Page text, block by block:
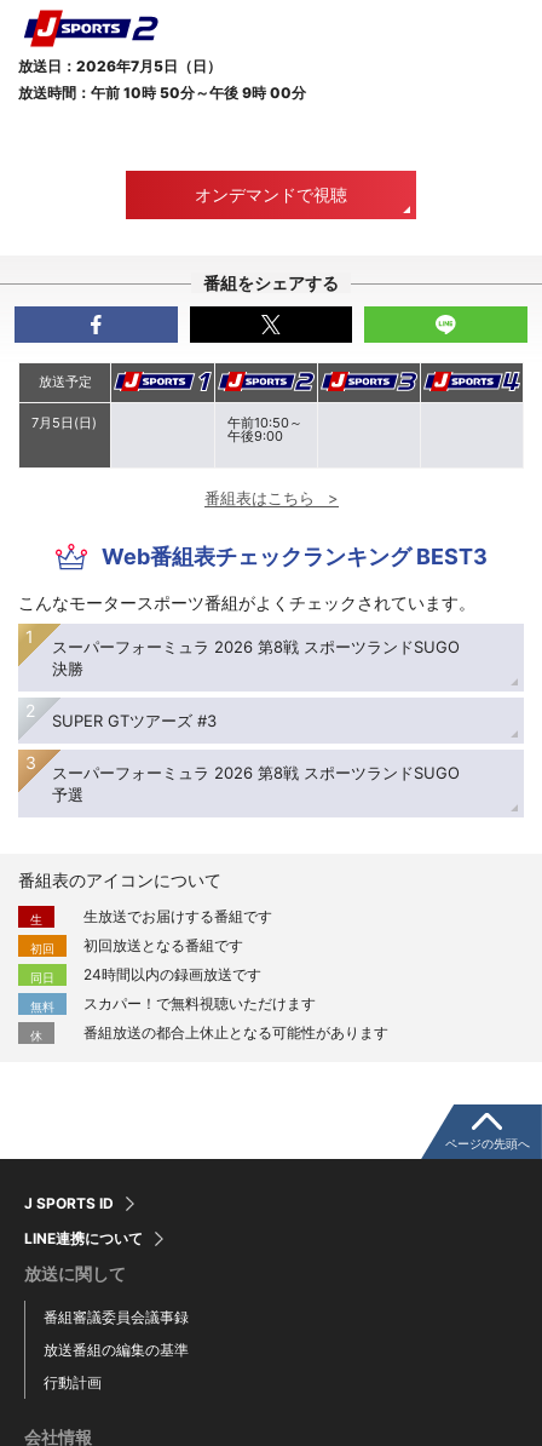
放送日：2026年7月5日（日）
放送時間：午前 10時 50分～午後 9時 00分
オンデマンドで視聴
番組をシェアする
放送予定
7月5日(日) 午前10:50～
午後9:00
番組表はこちら
Web番組表チェックランキング BEST3
こんなモータースポーツ番組がよくチェックされています。
スーパーフォーミュラ 2026 第8戦 スポーツランドSUGO
決勝
SUPER GTツアーズ #3
スーパーフォーミュラ 2026 第8戦 スポーツランドSUGO
予選
番組表のアイコンについて
生 生放送でお届けする番組です
初回 初回放送となる番組です
同日 24時間以内の録画放送です
無料 スカパー！で無料視聴いただけます
休 番組放送の都合上休止となる可能性があります
J SPORTS ID
LINE連携について
放送に関して
番組審議委員会議事録
放送番組の編集の基準
行動計画
会社情報
ページの先頭へ